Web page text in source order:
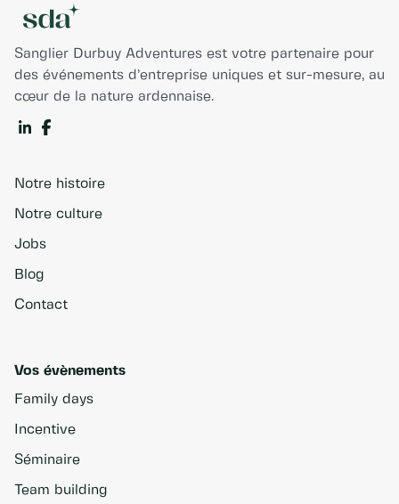
Sanglier Durbuy Adventures est votre partenaire pour
des événements d’entreprise uniques et sur-mesure, au
cœur de la nature ardennaise.
Notre histoire
Notre culture
Jobs
Blog
Contact
Vos évènements
Family days
Incentive
Séminaire
Team building